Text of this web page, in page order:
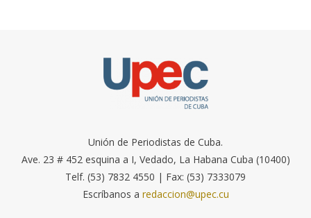
Unión de Periodistas de Cuba.
Ave. 23 # 452 esquina a I, Vedado, La Habana Cuba (10400)
Telf. (53) 7832 4550 | Fax: (53) 7333079
Escríbanos a redaccion@upec.cu